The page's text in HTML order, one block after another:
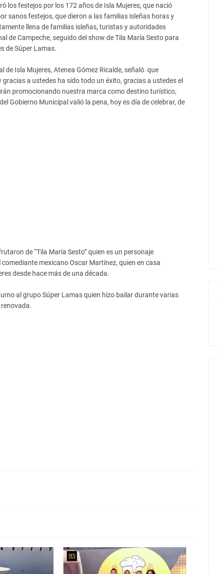
los festejos por los 172 años de Isla Mujeres, que nació
sanos festejos, que dieron a las familias isleñas horas y
llena de familias isleñas, turistas y autoridades
de Campeche, seguido del show de Tila María Sesto para
de Súper Lamas.
Isla Mujeres, Atenea Gómez Ricalde, señaló que
a ustedes ha sido todo un éxito, gracias a ustedes el
promocionando nuestra marca como destino turístico,
Gobierno Municipal valió la pena, hoy es día de celebrar, de
de “Tila María Sesto” quien es un personaje
mexicano Oscar Martínez, quien en casa
desde hace más de una década.
al grupo Súper Lamas quien hizo bailar durante varias